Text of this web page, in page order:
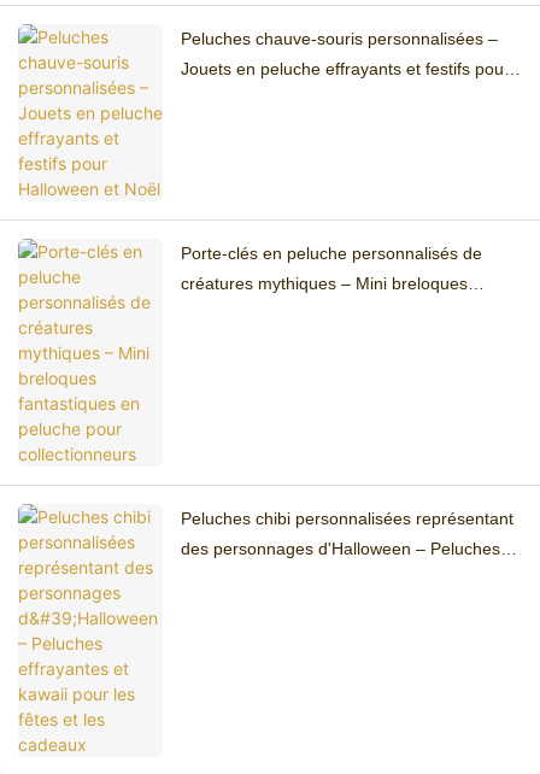
Peluches chauve-souris personnalisées –
Jouets en peluche effrayants et festifs pour
Porte-clés en peluche personnalisés de
créatures mythiques – Mini breloques
Peluches chibi personnalisées représentant
des personnages d'Halloween – Peluches